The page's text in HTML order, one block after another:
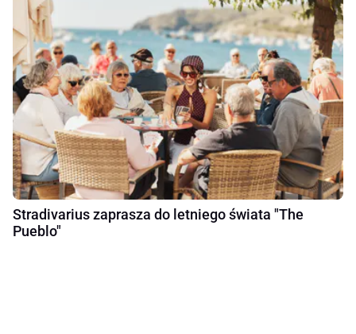
Stradivarius zaprasza do letniego świata "The
Pueblo"